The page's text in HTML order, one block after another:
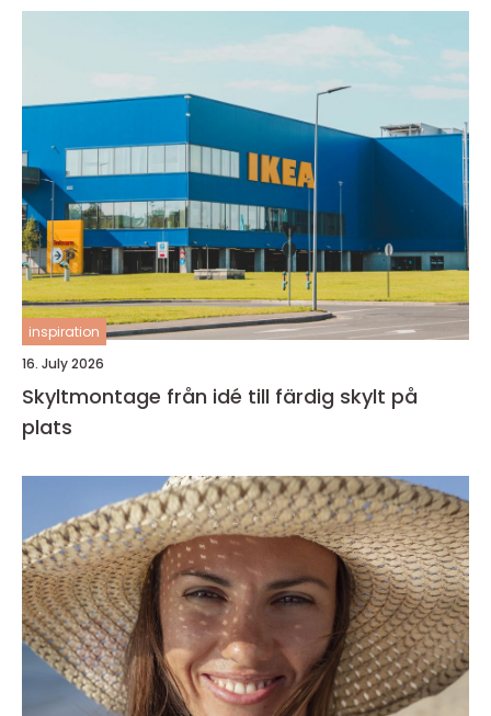
inspiration
16. July 2026
Skyltmontage från idé till färdig skylt på
plats